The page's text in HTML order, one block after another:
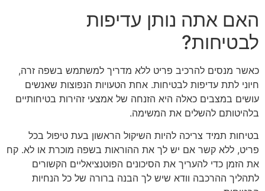
האם אתה נותן עדיפות
לבטיחות?
כאשר מנסים להרכיב פריט ללא מדריך למשתמש בשפה זרה,
חיוני לתת עדיפות לבטיחות. אחת הטעויות הנפוצות שאנשים
עושים במצבים כאלה היא הזנחה של אמצעי זהירות בטיחותיים
בלהיטותם להשלים את המשימה.
בטיחות תמיד צריכה להיות השיקול הראשון בעת טיפול בכל
פריט, ללא קשר אם יש לך את ההוראות בשפה מוכרת או לא. קח
את הזמן כדי להעריך את הסיכונים הפוטנציאליים הקשורים
לתהליך ההרכבה וודא שיש לך הבנה ברורה של כל הנחיות